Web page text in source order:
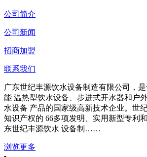
公司简介
公司新闻
招商加盟
联系我们
广东世纪丰源饮水设备制造有限公司，
能 温热型饮水设备、步进式开水器和户
水设备 产品的国家级高新技术企业。世
知识产权的 66多项发明、实用新型专利
东世纪丰源饮水 设备制……
浏览更多